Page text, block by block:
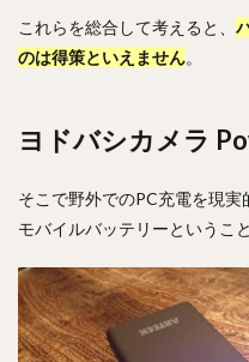
これらを総合して考えると、
のは得策といえません。
ヨドバシカメラ
そこで野外でのPC充電を現
モバイルバッテリーというこ